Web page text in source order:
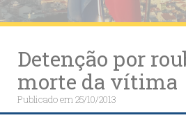
Detenção por
morte da vítima
Publicado em25/10/2013